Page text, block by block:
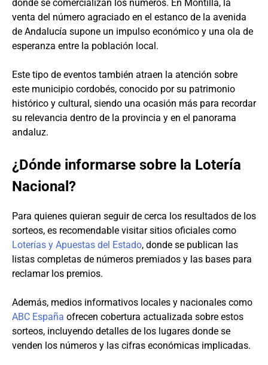
donde se comercializan los números. En Montilla, la
venta del número agraciado en el estanco de la avenida
de Andalucía supone un impulso económico y una ola de
esperanza entre la población local.
Este tipo de eventos también atraen la atención sobre
este municipio cordobés, conocido por su patrimonio
histórico y cultural, siendo una ocasión más para recordar
su relevancia dentro de la provincia y en el panorama
andaluz.
¿Dónde informarse sobre la Lotería
Nacional?
Para quienes quieran seguir de cerca los resultados de los
sorteos, es recomendable visitar sitios oficiales como
Loterías y Apuestas del Estado, donde se publican las
listas completas de números premiados y las bases para
reclamar los premios.
Además, medios informativos locales y nacionales como
ABC España ofrecen cobertura actualizada sobre estos
sorteos, incluyendo detalles de los lugares donde se
venden los números y las cifras económicas implicadas.